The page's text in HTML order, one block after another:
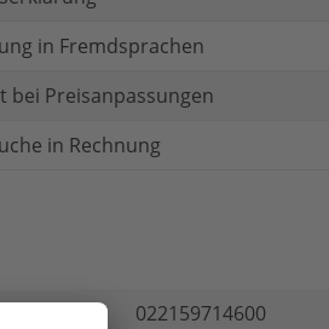
in Fremdsprachen
bei Preisanpassungen
in Rechnung
022159714600